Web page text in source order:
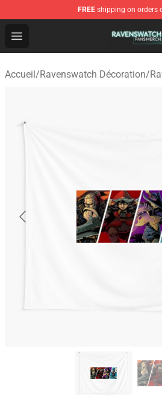
FREE shipping on orders
Open menu
Ravenswatch Shop - Official
Accueil/Ravenswatch Décoration/